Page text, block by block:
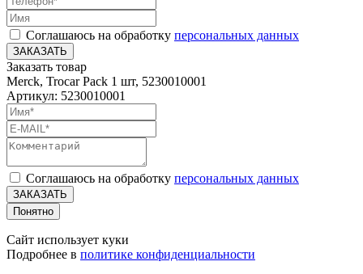
Соглашаюсь на обработку персональных данных
ЗАКАЗАТЬ
Заказать товар
Merck, Trocar Pack 1 шт, 5230010001
Артикул: 5230010001
Соглашаюсь на обработку персональных данных
ЗАКАЗАТЬ
Понятно
Сайт использует куки
Подробнее в политике конфиденциальности